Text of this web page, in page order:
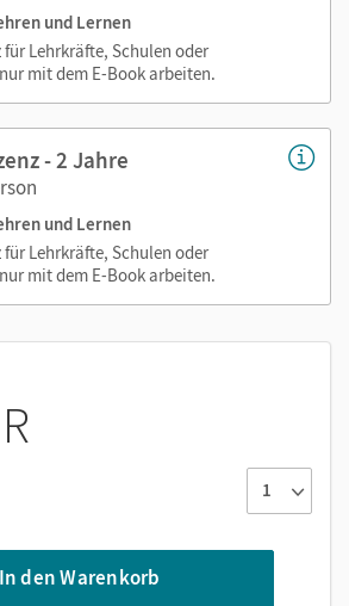
Schulbuch über die QR-
können, sind in diesem E-Book
und Lernen
für Lehrkräfte, Schulen oder
mit dem E-Book arbeiten.
- 2 Jahre
und Lernen
für Lehrkräfte, Schulen oder
mit dem E-Book arbeiten.
In den Warenkorb